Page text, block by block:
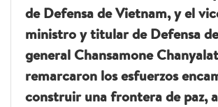
de Defensa de Vietnam, y el
ministro y titular de Defensa
general Chansamone
remarcaron los esfuerzos
construir una frontera de paz,